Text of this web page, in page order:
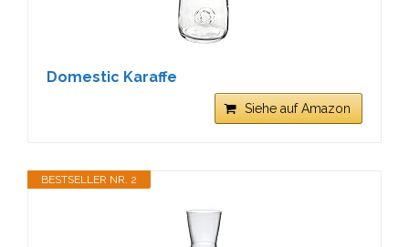
Domestic Karaffe
Siehe auf Amazon
BESTSELLER NR. 2